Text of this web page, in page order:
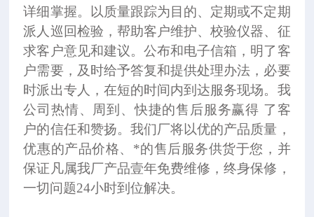
详细掌握。以质量跟踪为目的、定期或不定期
派人巡回检验，帮助客户维护、校验仪器、征
求客户意见和建议。公布和电子信箱，明了客
户需要，及时给予答复和提供处理办法，必要
时派出专人，在短的时间内到达服务现场。我
公司热情、周到、快捷的售后服务赢得 了客
户的信任和赞扬。我们厂将以优的产品质量，
优惠的产品价格、*的售后服务供货于您，并
保证凡属我厂产品壹年免费维修，终身保修，
一切问题24小时到位解决。